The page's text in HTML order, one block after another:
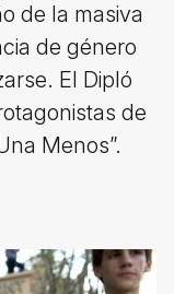
de la masiva
de género
El Dipló
de
Menos”.